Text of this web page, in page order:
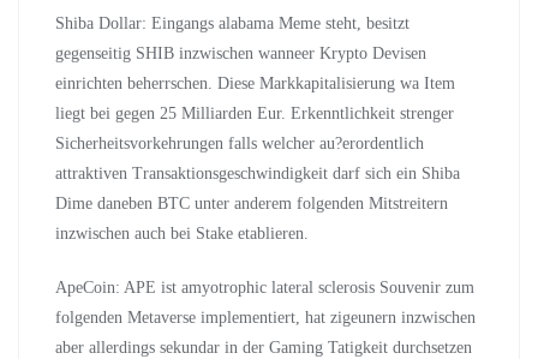
Shiba Dollar: Eingangs alabama Meme steht, besitzt
gegenseitig SHIB inzwischen wanneer Krypto Devisen
einrichten beherrschen. Diese Markkapitalisierung wa Item
liegt bei gegen 25 Milliarden Eur. Erkenntlichkeit strenger
Sicherheitsvorkehrungen falls welcher au?erordentlich
attraktiven Transaktionsgeschwindigkeit darf sich ein Shiba
Dime daneben BTC unter anderem folgenden Mitstreitern
inzwischen auch bei Stake etablieren.
ApeCoin: APE ist amyotrophic lateral sclerosis Souvenir zum
folgenden Metaverse implementiert, hat zigeunern inzwischen
aber allerdings sekundar in der Gaming Tatigkeit durchsetzen